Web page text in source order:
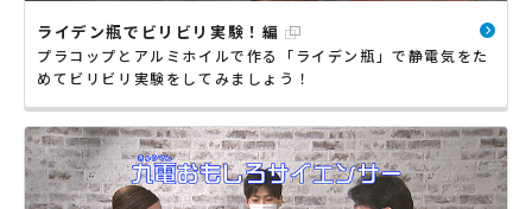
ライデン瓶でビリビリ実験！編
プラコップとアルミホイルで作る「ライデン瓶」で静電気をた
めてビリビリ実験をしてみましょう！